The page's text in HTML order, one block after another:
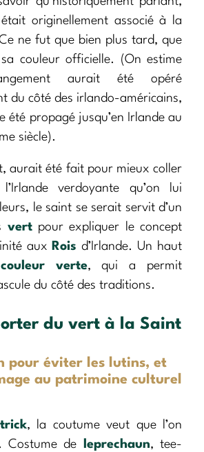
originellement associé à la
ne fut que bien plus tard, que
couleur officielle. (On estime
aurait été opéré
du côté des irlando-américains,
été propagé jusqu’en Irlande au
siècle).
aurait été fait pour mieux coller
verdoyante qu’on lui
le saint se serait servit d’un
vertpour expliquer le concept
aux Rois d’Irlande. Un haut
couleur verte, qui a permit
du côté des traditions.
du vert à la Saint
pour éviter les lutins, et
au patrimoine culturel
, la coutume veut que l’on
Costume de leprechaun, tee-